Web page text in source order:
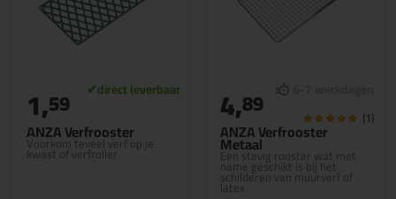
ANZA Verfrooster
Voorkom teveel verf op je
kwast of verfroller
1,59
ANZA Verfrooster
Metaal
Een stevig rooster wat met
name geschikt is bij het
schilderen van muurverf of
latex
4,89 (1)